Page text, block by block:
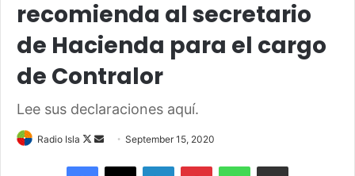
recomienda al secretario
de Hacienda para el cargo
de Contralor
Lee sus declaraciones aquí.
Radio Isla
Follow
Send September 15, 2020
Facebook
X LinkedInPinterestWhatsAppShare via Email